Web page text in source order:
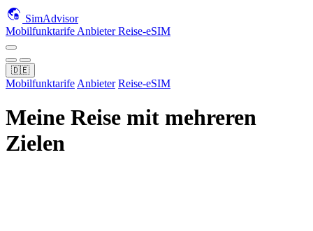
SimAdvisor
Mobilfunktarife AnbieterReise-eSIM
🇩🇪
Mobilfunktarife Anbieter Reise-eSIM
Meine Reise mit mehreren
Zielen